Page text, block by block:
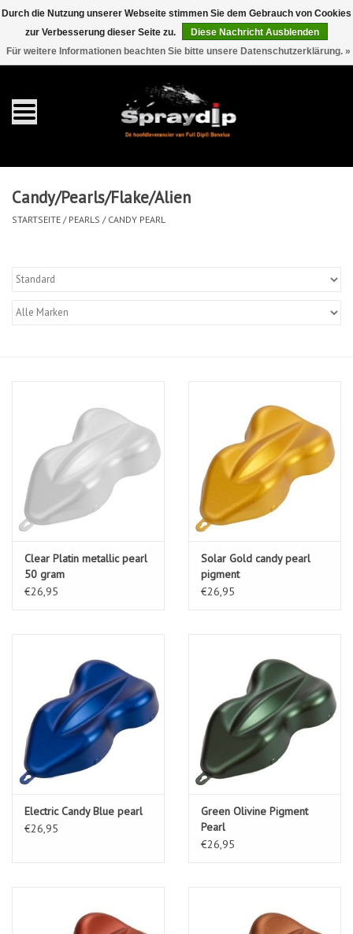
EUR 0 Artikel - €0,00
Gallonen
Sprays
Sets
Zubehör
Candy/Pearls/Flake/Alien
STARTSEITE / PEARLS / CANDY PEARL
Clear Platin metallic pearl
50 gram
€26,95
Solar Gold candy pearl
pigment
€26,95
Electric Candy Blue pearl
€26,95
Green Olivine Pigment
Pearl
€26,95
Durch die Nutzung unserer Webseite stimmen Sie dem Gebrauch von Cookies
zur Verbesserung dieser Seite zu.
Diese Nachricht Ausblenden
Für weitere Informationen beachten Sie bitte unsere Datenschutzerklärung. »